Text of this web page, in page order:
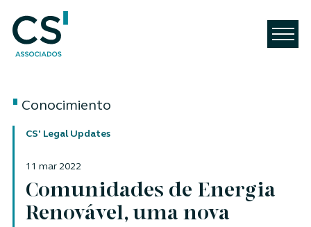
Conocimiento
CS' Legal Updates
11 mar 2022
Comunidades de Energia
Renovável, uma nova